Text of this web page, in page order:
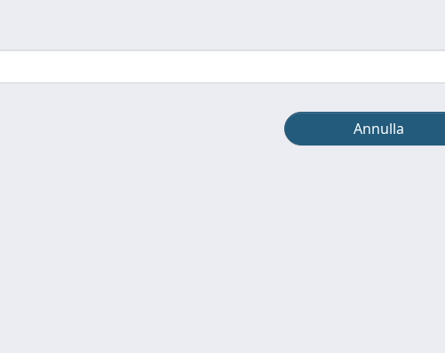
Annulla